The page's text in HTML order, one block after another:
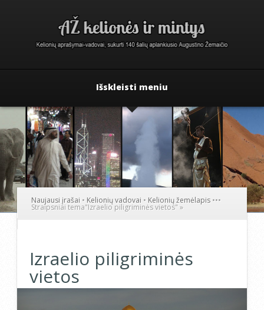
Išskleisti meniu
Naujausi įrašai • Kelionių vadovai • Kelionių žemėlapis •••
Straipsniai tema"Izraelio piligriminės vietos" »
Izraelio piligriminės
vietos